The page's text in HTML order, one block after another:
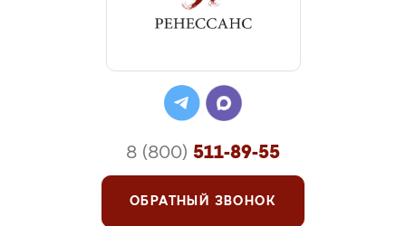
8 (800) 511-89-55
ОБРАТНЫЙ ЗВОНОК